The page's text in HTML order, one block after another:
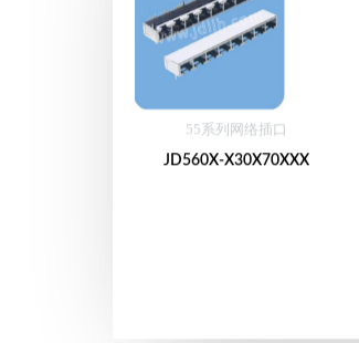
55系列网络插口
JD560X-X30X70XXX